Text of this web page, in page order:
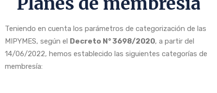
Teniendo en cuenta los parámetros de categorización de las
MIPYMES, según el Decreto N° 3698/2020, a partir del
14/06/2022, hemos establecido las siguientes categorías de
membresía: